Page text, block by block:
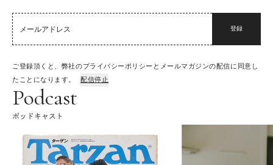
登録
ご登録頂くと、弊社のプライバシーポリシーとメールマガジンの配信に同意し
たことになります。
配信停止
Podcast
ポッドキャスト